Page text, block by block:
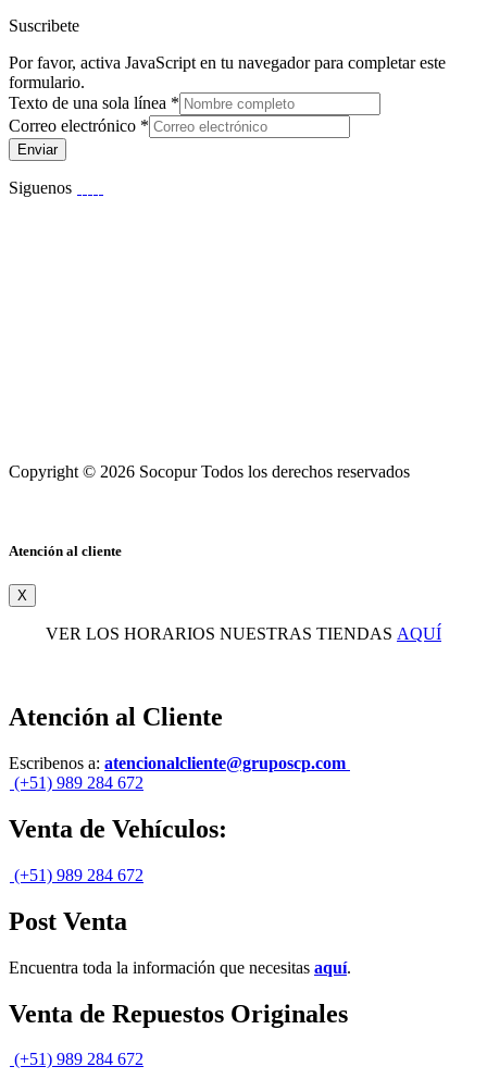
Suscribete
Por favor, activa JavaScript en tu navegador para completar este
formulario.
Texto de una sola línea *
Correo electrónico *
Enviar
Siguenos
Copyright © 2026 Socopur Todos los derechos reservados
Atención al cliente
X
VER LOS HORARIOS NUESTRAS TIENDAS AQUÍ
Atención al Cliente
Escribenos a: atencionalcliente@gruposcp.com
(+51) 989 284 672
Venta de Vehículos:
(+51) 989 284 672
Post Venta
Encuentra toda la información que necesitas aquí.
Venta de Repuestos Originales
(+51) 989 284 672